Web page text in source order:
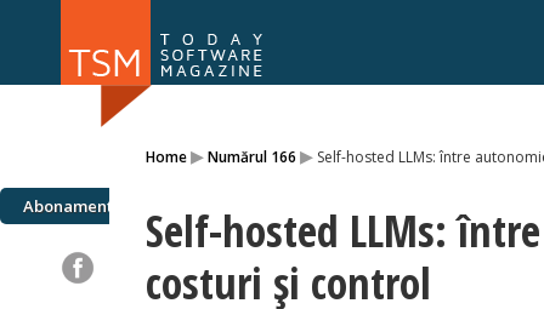
Home▸Numărul 166 ▸ Self-hosted LLMs: între
Abonamente
Self-hosted LLMs:
costuri și control